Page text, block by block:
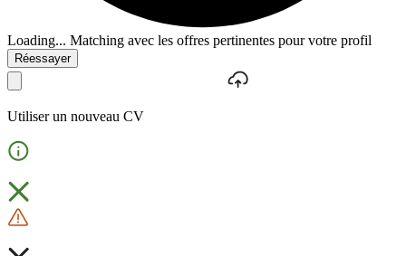
Loading... Matching avec les offres pertinentes pour votre profil
Réessayer
Utiliser un nouveau CV